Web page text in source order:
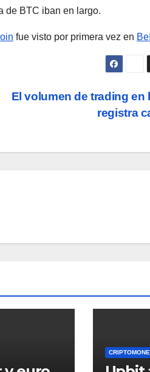
de BTC iban en largo.
fue visto por primera vez en
El volumen de trading en
registra